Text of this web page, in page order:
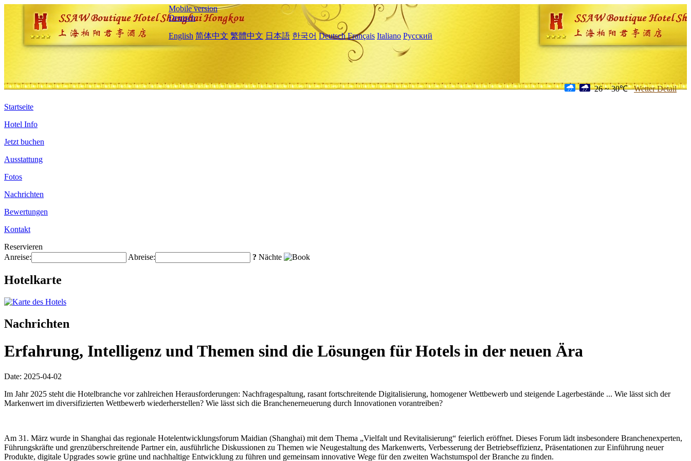
Mobile version
Deutsch
English 简体中文 繁體中文 日本語 한국어 Deutsch Français Italiano Русский
26 ~ 30℃ Wetter Detail
Startseite
Hotel Info
Jetzt buchen
Ausstattung
Fotos
Nachrichten
Bewertungen
Kontakt
Reservieren
Anreise:
Abreise: ? Nächte
Hotelkarte
Nachrichten
Erfahrung, Intelligenz und Themen sind die Lösungen für Hotels in der neuen Ära
Date: 2025-04-02
Im Jahr 2025 steht die Hotelbranche vor zahlreichen Herausforderungen: Nachfragespaltung, rasant fortschreitende Digitalisierung, homogener Wettbewerb und steigende Lagerbestände ... Wie lässt sich der
Markenwert im diversifizierten Wettbewerb wiederherstellen? Wie lässt sich die Branchenerneuerung durch Innovationen vorantreiben?
Am 31. März wurde in Shanghai das regionale Hotelentwicklungsforum Maidian (Shanghai) mit dem Thema „Vielfalt und Revitalisierung“ feierlich eröffnet. Dieses Forum lädt insbesondere Branchenexperten,
Führungskräfte und grenzüberschreitende Partner ein, ausführliche Diskussionen zu Themen wie Neugestaltung des Markenwerts, Verbesserung der Betriebseffizienz, Präsentationen zur Einführung neuer
Produkte, digitale Upgrades sowie grüne und nachhaltige Entwicklung zu führen und gemeinsam innovative Wege für den zweiten Wachstumspol der Branche zu finden.